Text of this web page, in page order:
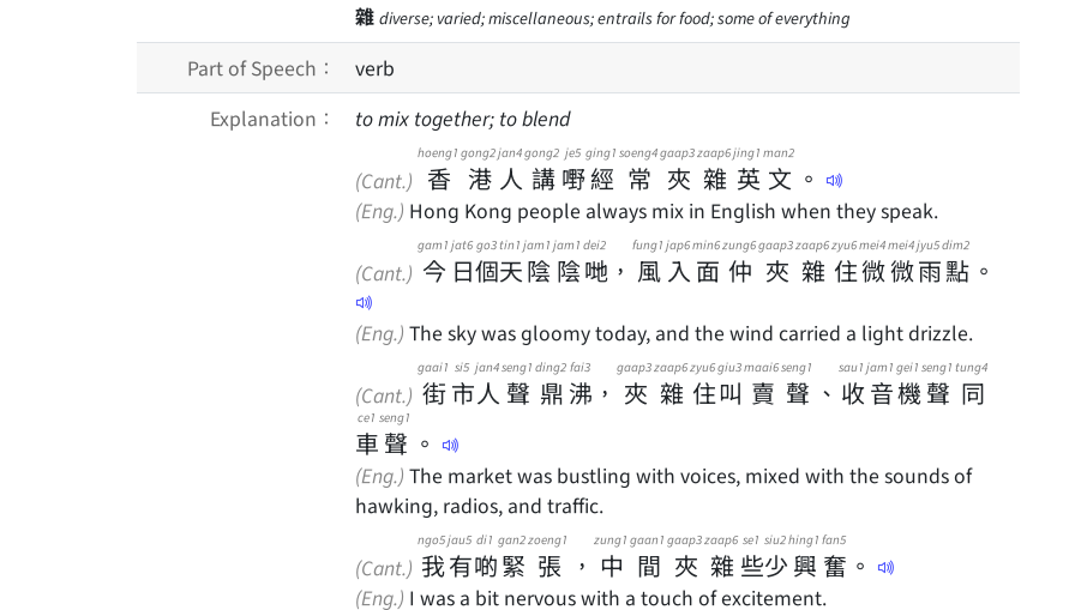
雜 diverse; varied; miscellaneous; entrails for food; some of everything
Part of Speech：
verb
Explanation：
to mix together; to blend
(Cant.) 香
hoeng1
港
gong2
人
jan4
講
gong2
嘢
je5
經
ging1
常
soeng4
夾
gaap3
雜
zaap6
英
jing1
文
man2
。
(Eng.) Hong Kong people always mix in English when they speak.
(Cant.) 今
gam1
日
jat6
個
go3
天
tin1
陰
jam1
陰
jam1
哋
dei2
， 風
fung1
入
jap6
面
min6
仲
zung6
夾
gaap3
雜
zaap6
住
zyu6
微
mei4
微
mei4
雨
jyu5
點
dim2
。
(Eng.) The sky was gloomy today, and the wind carried a light drizzle.
(Cant.) 街
gaai1
市
si5
人
jan4
聲
seng1
鼎
ding2
沸
fai3
， 夾
gaap3
雜
zaap6
住
zyu6
叫
giu3
賣
maai6
聲
seng1
、 收
sau1
音
jam1
機
gei1
聲
seng1
同
tung4
車
ce1
聲
seng1
。
(Eng.) The market was bustling with voices, mixed with the sounds of
hawking, radios, and traffic.
(Cant.) 我
ngo5
有
jau5
啲
di1
緊
gan2
張
zoeng1
， 中
zung1
間
gaan1
夾
gaap3
雜
zaap6
些
se1
少
siu2
興
hing1
奮
fan5
。
(Eng.) I was a bit nervous with a touch of excitement.